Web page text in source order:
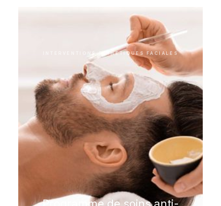
INTERVENTIONS ESTHÉTIQUES FACIALES